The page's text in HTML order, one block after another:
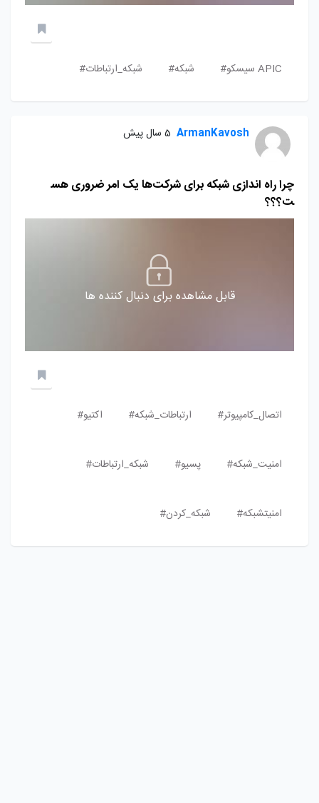
APIC سیسکو# شبکه# شبکه_ارتباطات#
ArmanKavosh 5 سال پیش
چرا راه اندازی شبکه برای شرکت‌ها یک امر ضروری هس
ت؟؟؟
قابل مشاهده برای دنبال کننده ها
اتصال_کامپیوتر# ارتباطات_شبکه# اکتیو#
امنیت_شبکه# پسیو# شبکه_ارتباطات#
امنیتشبکه# شبکه_کردن#